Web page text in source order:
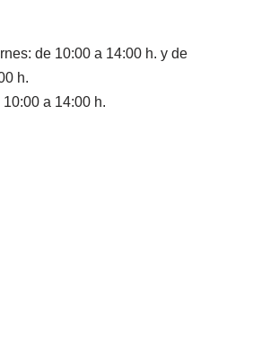
de 10:00 a 14:00 h. y de
h.
a 14:00 h.